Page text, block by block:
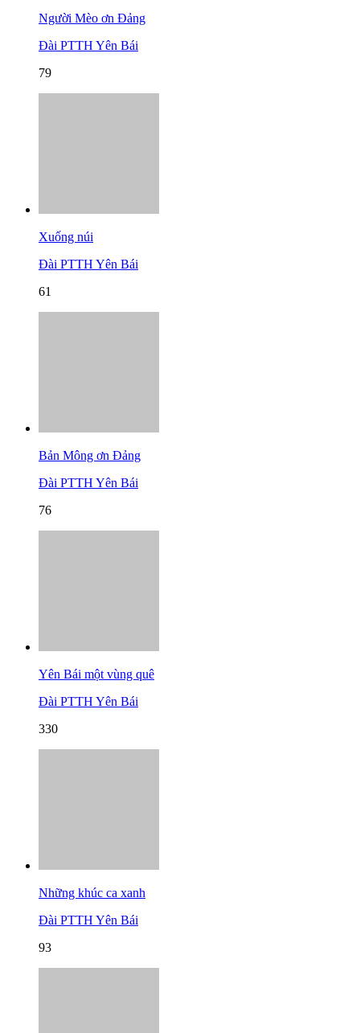
Người Mèo ơn Đảng
Đài PTTH Yên Bái
79
Xuống núi
Đài PTTH Yên Bái
61
Bản Mông ơn Đảng
Đài PTTH Yên Bái
76
Yên Bái một vùng quê
Đài PTTH Yên Bái
330
Những khúc ca xanh
Đài PTTH Yên Bái
93